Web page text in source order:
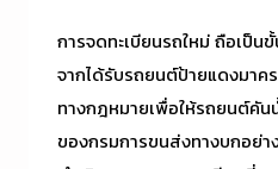
การจดทะเบียนรถใหม่ ถือเป็น
จากได้รับรถยนต์ป้ายแดงมาค
ทางกฎหมายเพื่อให้รถยนต์คัน
ของกรมการขนส่งทางบกอย่